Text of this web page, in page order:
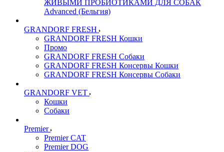
ЖИВЫМИ ПРОБИОТИКАМИ ДЛЯ СОБАК
Advanced (Бельгия)
GRANDORF FRESH
GRANDORF FRESH Кошки
Промо
GRANDORF FRESH Собаки
GRANDORF FRESH Консервы Кошки
GRANDORF FRESH Консервы Собаки
GRANDORF VET
Кошки
Собаки
Premier
Premier CAT
Premier DOG